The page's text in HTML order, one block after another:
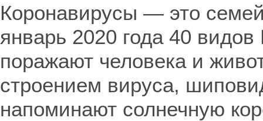
Коронавирусы — это
январь 2020 года 40
поражают человека и
строением вируса,
напоминают солнечную